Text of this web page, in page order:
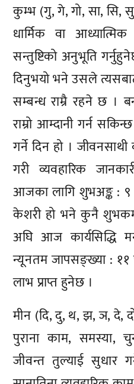
कुम्भ (गु, गे, गो, सा, सि,
धार्मिक वा
सन्तुष्टिको अनुभूति
दिनुभयो भने उसले
सम्बन्ध राम्रै रहने छ ।
राम्रो आम्दानी गर्न
गर्ने दिन हो ।
गरी व्यवहारिक
आजका लागि शुभअङ्क : ९
केशरी हो भने कुनै शुभकर्म
अघि आज कार्यसिद्धि
न्यूनतम जापसङ्ख्या :
लाभ प्राप्त हुनेछ ।
मीन (दि, दु, थ, झ, ञ, दे,
पुराना काम, समस्या,
जीवन्त तुल्याई सुधार